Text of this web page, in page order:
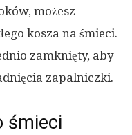
możesz
kosza na śmieci.
zamknięty, aby
zapalniczki.
śmieci